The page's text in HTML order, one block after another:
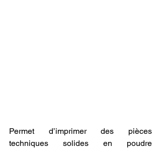
Permet d’imprimer des pièces
techniques solides en poudre